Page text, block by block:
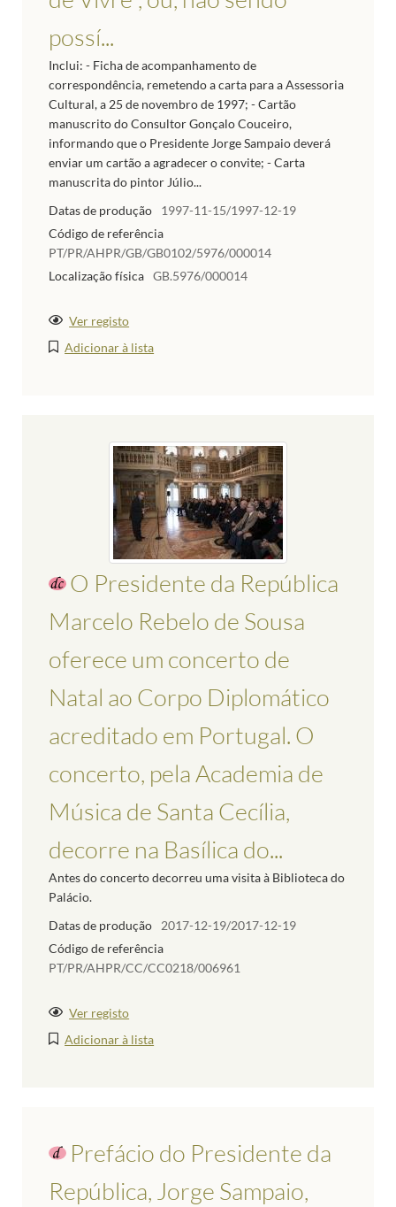
possí...
Inclui: - Ficha de acompanhamento de
correspondência, remetendo a carta para a Assessoria
Cultural, a 25 de novembro de 1997; - Cartão
manuscrito do Consultor Gonçalo Couceiro,
informando que o Presidente Jorge Sampaio deverá
enviar um cartão a agradecer o convite; - Carta
manuscrita do pintor Júlio...
Datas de produção
1997-11-15/1997-12-19
Código de referência
PT/PR/AHPR/GB/GB0102/5976/000014
Localização física GB.5976/000014
Ver registo
Adicionar à lista
O Presidente da República
Marcelo Rebelo de Sousa
oferece um concerto de
Natal ao Corpo Diplomático
acreditado em Portugal. O
concerto, pela Academia de
Música de Santa Cecília,
decorre na Basílica do...
Antes do concerto decorreu uma visita à Biblioteca do
Palácio.
Datas de produção
2017-12-19/2017-12-19
Código de referência
PT/PR/AHPR/CC/CC0218/006961
Ver registo
Adicionar à lista
Prefácio do Presidente da
República, Jorge Sampaio,